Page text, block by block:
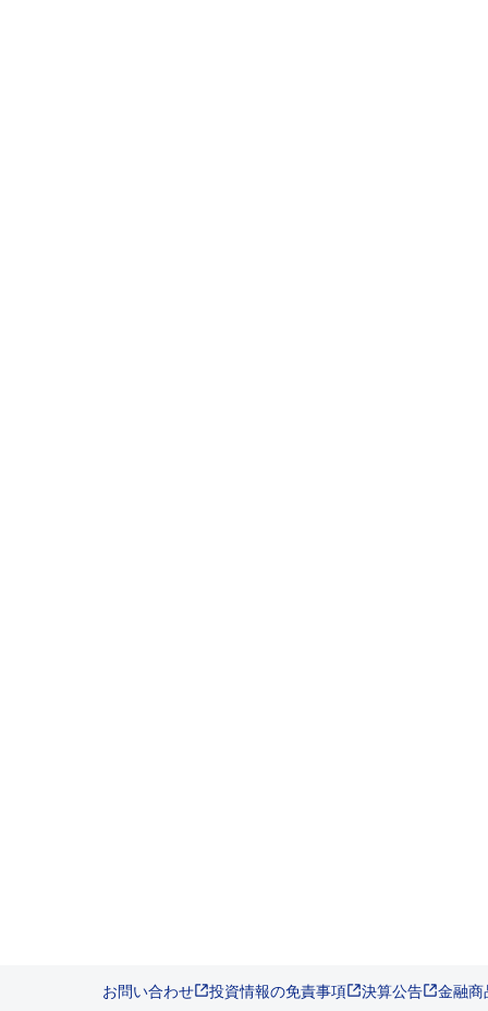
お問い合わせ 投資情報の免責事項 決算公告 金融